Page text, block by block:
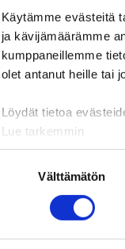
Käytämme evästeitä
ja kävijämäärämme
kumppaneillemme
olet antanut heille tai
Löydät tietoa
Lue tarkemmin
Evästeet
Tietosuoja ja
Välttämätön